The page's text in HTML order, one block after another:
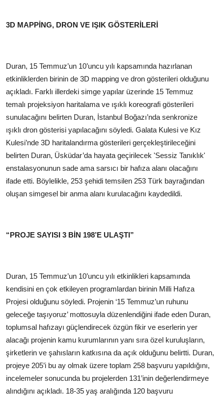
3D MAPPİNG, DRON VE IŞIK GÖSTERİLERİ
Duran, 15 Temmuz’un 10’uncu yılı kapsamında hazırlanan
etkinliklerden birinin de 3D mapping ve dron gösterileri olduğunu
açıkladı. Farklı illerdeki simge yapılar üzerinde 15 Temmuz
temalı projeksiyon haritalama ve ışıklı koreografi gösterileri
sunulacağını belirten Duran, İstanbul Boğazı’nda senkronize
ışıklı dron gösterisi yapılacağını söyledi. Galata Kulesi ve Kız
Kulesi’nde 3D haritalandırma gösterileri gerçekleştirileceğini
belirten Duran, Üsküdar’da hayata geçirilecek 'Sessiz Tanıklık'
enstalasyonunun sade ama sarsıcı bir hafıza alanı olacağını
ifade etti. Böylelikle, 253 şehidi temsilen 253 Türk bayrağından
oluşan simgesel bir anma alanı kurulacağını kaydedildi.
“PROJE SAYISI 3 BİN 198’E ULAŞTI”
Duran, 15 Temmuz’un 10’uncu yılı etkinlikleri kapsamında
kendisini en çok etkileyen programlardan birinin Milli Hafıza
Projesi olduğunu söyledi. Projenin ‘15 Temmuz’un ruhunu
geleceğe taşıyoruz’ mottosuyla düzenlendiğini ifade eden Duran,
toplumsal hafızayı güçlendirecek özgün fikir ve eserlerin yer
alacağı projenin kamu kurumlarının yanı sıra özel kuruluşların,
şirketlerin ve şahısların katkısına da açık olduğunu belirtti. Duran,
projeye 205’i bu ay olmak üzere toplam 258 başvuru yapıldığını,
incelemeler sonucunda bu projelerden 131’inin değerlendirmeye
alındığını açıkladı. 18-35 yaş aralığında 120 başvuru